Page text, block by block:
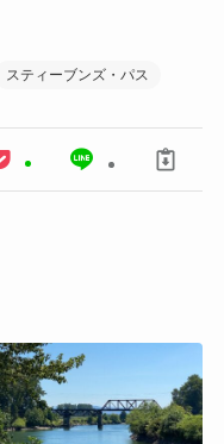
スティーブンズ・パス